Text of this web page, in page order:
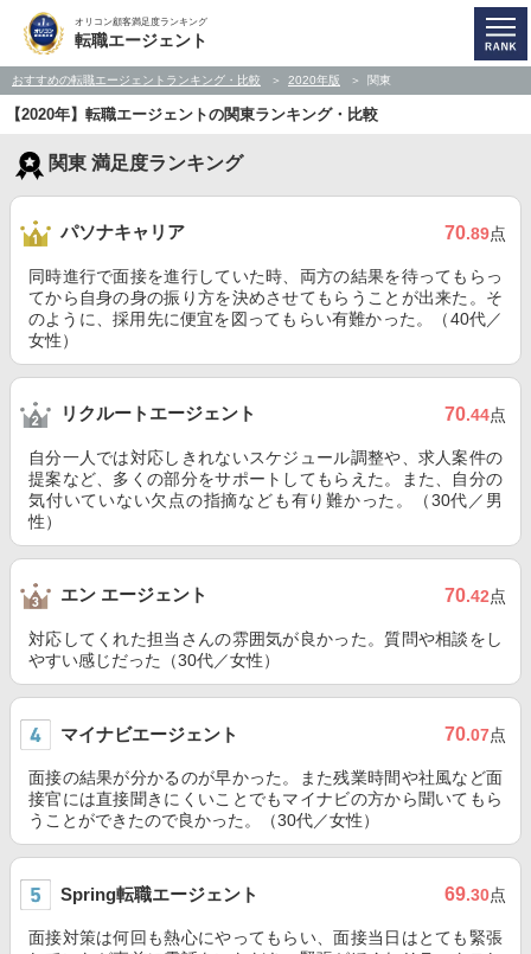
オリコン顧客満足度ランキング
転職エージェント
おすすめの転職エージェントランキング・比較 2020年版 関東
【2020年】転職エージェントの関東ランキング・比較
関東 満足度ランキング
パソナキャリア 70.89点
同時進行で面接を進行していた時、両方の結果を待ってもらっ
てから自身の身の振り方を決めさせてもらうことが出来た。そ
のように、採用先に便宜を図ってもらい有難かった。（40代／
女性）
リクルートエージェント 70.44点
自分一人では対応しきれないスケジュール調整や、求人案件の
提案など、多くの部分をサポートしてもらえた。また、自分の
気付いていない欠点の指摘なども有り難かった。（30代／男
性）
エン エージェント 70.42点
対応してくれた担当さんの雰囲気が良かった。質問や相談をし
やすい感じだった（30代／女性）
マイナビエージェント 70.07点
面接の結果が分かるのが早かった。また残業時間や社風など面
接官には直接聞きにくいことでもマイナビの方から聞いてもら
うことができたので良かった。（30代／女性）
Spring転職エージェント 69.30点
面接対策は何回も熱心にやってもらい、面接当日はとても緊張